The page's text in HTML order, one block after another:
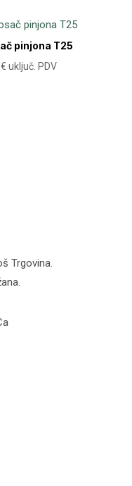
pinjona T25
€ uključ. PDV
Trgovina.